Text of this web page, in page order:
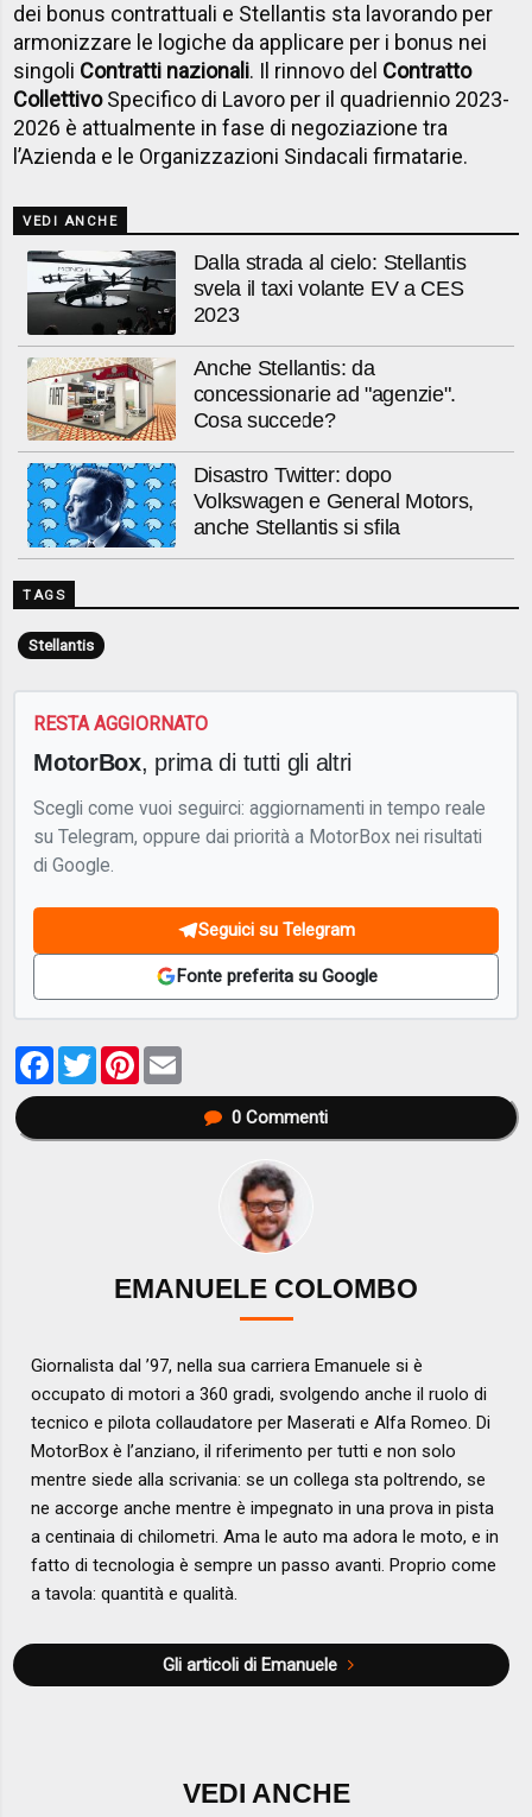
dei bonus contrattuali e Stellantis sta lavorando per
armonizzare le logiche da applicare per i bonus nei
singoli Contratti nazionali. Il rinnovo del Contratto
CollettivoSpecifico di Lavoro per il quadriennio 2023-
2026 è attualmente in fase di negoziazione tra
l’Azienda e le Organizzazioni Sindacali firmatarie.
VEDI ANCHE
Dalla strada al cielo: Stellantis
svela il taxi volante EV a CES
2023
Anche Stellantis: da
concessionarie ad "agenzie".
Cosa succede?
Disastro Twitter: dopo
Volkswagen e General Motors,
anche Stellantis si sfila
TAGS
Stellantis
RESTA AGGIORNATO
MotorBox, prima di tutti gli altri
Scegli come vuoi seguirci: aggiornamenti in tempo reale
su Telegram, oppure dai priorità a MotorBox nei risultati
di Google.
Seguici su Telegram
Fonte preferita su Google
Facebook
TwitterPinterest
0Commenti
EMANUELE COLOMBO
Giornalista dal ’97, nella sua carriera Emanuele si è
occupato di motori a 360 gradi, svolgendo anche il ruolo di
tecnico e pilota collaudatore per Maserati e Alfa Romeo. Di
MotorBox è l’anziano, il riferimento per tutti e non solo
mentre siede alla scrivania: se un collega sta poltrendo, se
ne accorge anche mentre è impegnato in una prova in pista
a centinaia di chilometri. Ama le auto ma adora le moto, e in
fatto di tecnologia è sempre un passo avanti. Proprio come
a tavola: quantità e qualità.
Gli articoli di Emanuele
VEDI ANCHE